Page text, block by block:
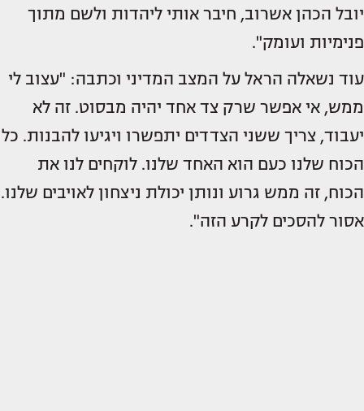
יובל הכהן אשרוב, חיבר אותי ליהדות ולשם מתוך
פנימיות ועומק".
עוד נשאלה הראל על המצב המדיני וכתבה: "עצוב לי
ממש, אי אפשר שרק צד אחד יהיה מבסוט. זה לא
יעבוד, צריך ששני הצדדים יתפשרו ויגיעו להבנות. כל
הכוח שלנו כעם הוא האחד שלנו. לוקחים לנו את
הכוח, זה ממש גרוע ונותן יכולת ניצחון לאויבים שלנו.
אסור להסכים לקרע הזה".